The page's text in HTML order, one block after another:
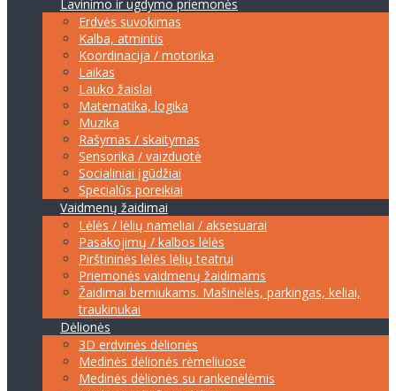
Lavinimo ir ugdymo priemonės
Erdvės suvokimas
Kalba, atmintis
Koordinacija / motorika
Laikas
Lauko žaislai
Matematika, logika
Muzika
Rašymas / skaitymas
Sensorika / vaizduotė
Socialiniai įgūdžiai
Specialūs poreikiai
Vaidmenų žaidimai
Lėlės / lėlių nameliai / aksesuarai
Pasakojimų / kalbos lėlės
Pirštininės lėlės lėlių teatrui
Priemonės vaidmenų žaidimams
Žaidimai berniukams. Mašinėlės, parkingas, keliai,
traukinukai
Dėlionės
3D erdvinės dėlionės
Medinės dėlionės rėmeliuose
Medinės dėlionės su rankenėlėmis